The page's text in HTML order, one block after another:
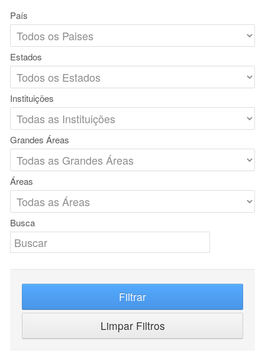
País
Estados
Instituições
Grandes Áreas
Áreas
Busca
Filtrar
Limpar Filtros